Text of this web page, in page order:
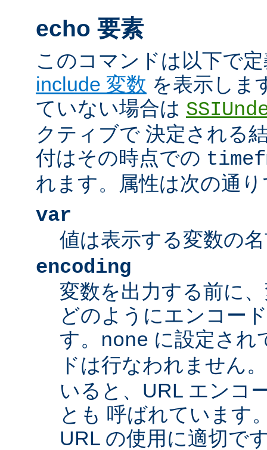
echo 要素
このコマンドは以下で
include 変数 を表示しま
ていない場合は
クティブで 決定される
付はその時点での
れます。属性は次の通
var
値は表示する変数の
encoding
変数を出力する前に
どのようにエンコー
す。 none に設定され
ドは行なわれません
いると、URL エンコ
とも 呼ばれています
URL の使用に適切で